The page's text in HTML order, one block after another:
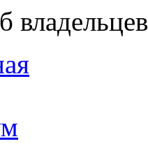
владельцев